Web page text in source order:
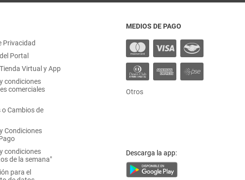
Privacidad
Portal
Virtual y App
condiciones
comerciales
Cambios de
Condiciones
condiciones
de la semana"
para el
MEDIOS DE PAGO
Otros
Descarga la app: